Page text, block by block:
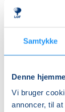
Samtykke
Denne
Vi bruger
annoncer, til
smerter
og
sygdom
Ledige
Hanne